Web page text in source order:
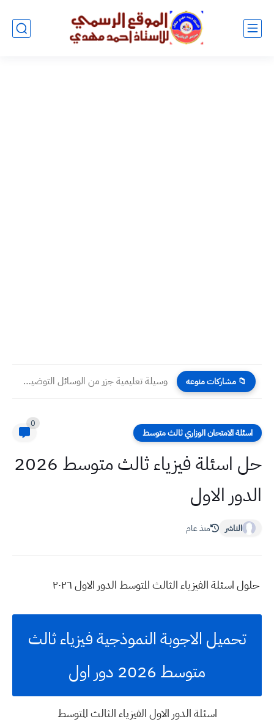
📁 مشاركات منوعه وسيلة تعليمية جزر من الوسائل التوضيحية بالصور للاطفال بعمر ٦...
اسئلة الامتحان الوزاري ثالث متوسط
0
حل اسئلة فيزياء ثالث متوسط 2026
الدور الاول
الناشر منذ عام
حلولاسئلة الفيزياء الثالث المتوسط الدور الاول ٢٠٢٦
تحميل الاجوبة النموذجية فيزياء ثالث
متوسط 2026 دور اول
اسئلة الدور الاول الفيزياء الثالث المتوسط